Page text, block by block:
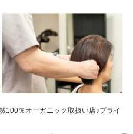
100％オーガニック取扱い店♪プライ